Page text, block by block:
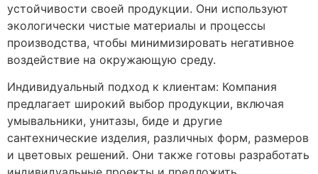
устойчивости своей продукции. Они используют
экологически чистые материалы и процессы
производства, чтобы минимизировать негативное
воздействие на окружающую среду.
Индивидуальный подход к клиентам: Компания
предлагает широкий выбор продукции, включая
умывальники, унитазы, биде и другие
сантехнические изделия, различных форм, размеров
и цветовых решений. Они также готовы разработать